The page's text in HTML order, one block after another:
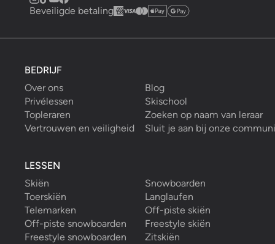
Beveiligde betaling
BEDRIJF
Over ons
Blog
Privélessen
Skischool
Topleraren
Zoeken op naam van leraar
Vertrouwen en veiligheid
Sluit je aan bij onze
LESSEN
Skiën
Snowboarden
Toerskiën
Langlaufen
Telemarken
Off-piste skiën
Off-piste snowboarden
Freestyle skiën
Freestyle snowboarden
Zitskiën